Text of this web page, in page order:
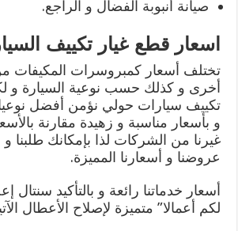
صيانة أنبوبة الفضال و الراجع.
اسعار قطع غيار تكييف
تختلف أسعار كمبروسرات المكيفات
أخرى و كذلك حسب نوعية السيارة و
تكييف سيارات حولي نؤمن أفضل
و بأسعار مناسبة و زهيدة مقارنة
غيرنا من الشركات لذا بإمكانك طلبنا و
عروضنا و أسعارنا المميزة.
أسعار خدماتنا رائعة و بالتأكيد
لكم أعمالا” متميزة لإصلاح الأعطال